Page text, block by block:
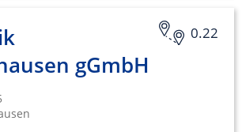
0.22
gGmbH